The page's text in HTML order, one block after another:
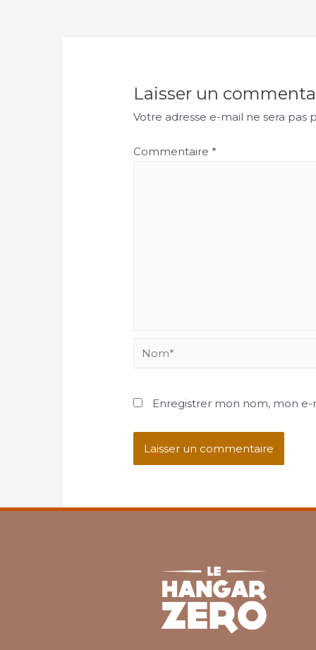
Laisser un
Votre adresse e-mail ne sera pas
Commentaire *
Enregistrer mon nom, mon